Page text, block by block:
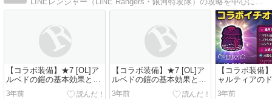
【コラボ装備】★7 [OL]ア
ルベドの鎧の基本効果と切
替可能な効果
3年前
【コラボ装備】★7 [OL]ア
ルベドの鎧の基本効果と切
替可能な効果
3年前
【コラボ装備
ャルティアの
効果と切替可
3年前